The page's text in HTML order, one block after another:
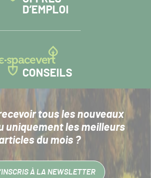
D’EMPLOI
CONSEILS
tous les nouveaux
uniquement les meilleurs
du mois ?
À LA NEWSLETTER